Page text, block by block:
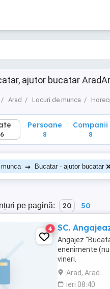
ajutor bucatar
Arad Locuri de munca
Persoane
8
Companii
8
→ Bucatar - ajutor bucatar
pe pagină: 20 50
4 SC.
Angajez
enenimente
vineri.
Arad, Arad
ieri 08:40